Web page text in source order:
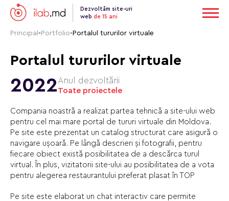
Dezvoltăm site-uri
web de 15 ani
Principal - Portfolio- Portalul tururilor virtuale
Portalul tururilor virtuale
2022Anul dezvoltării
Toate proiectele
Compania noastră a realizat partea tehnică a site-ului web
pentru cel mai mare portal de tururi virtuale din Moldova.
Pe site este prezentat un catalog structurat care asigură o
navigare ușoară. Pe lângă descrieri și fotografii, pentru
fiecare obiect există posibilitatea de a descărca turul
virtual. În plus, vizitatorii site-ului au posibilitatea de a vota
pentru alegerea restaurantului preferat plasat în TOP
Pe site este elaborat un chat interactiv care permite